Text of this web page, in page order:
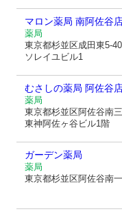
マロン薬局 南阿佐谷
薬局
東京都杉並区成田東5-
ソレイユビル1
むさしの薬局 阿佐谷
薬局
東京都杉並区阿佐谷南
東神阿佐ヶ谷ビル1階
ガーデン薬局
薬局
東京都杉並区阿佐谷南